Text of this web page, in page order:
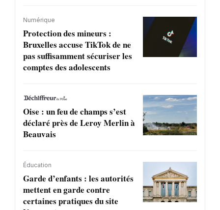
Numérique
Protection des mineurs :
Bruxelles accuse TikTok de ne
pas suffisamment sécuriser les
comptes des adolescents
Oise : un feu de champs s’est
déclaré près de Leroy Merlin à
Beauvais
Éducation
Garde d’enfants : les autorités
mettent en garde contre
certaines pratiques du site